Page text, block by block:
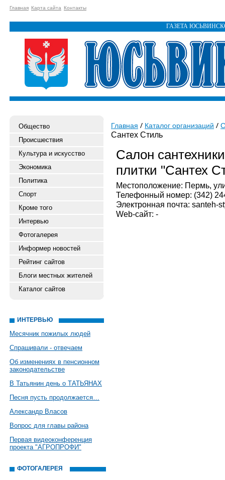
Главная Карта сайта Контакты
ГАЗЕТА
Общество
Происшествия
Культура и искусство
Экономика
Политика
Спорт
Кроме того
Интервью
Фотогалерея
Информер новостей
Рейтинг сайтов
Блоги местных жителей
Каталог сайтов
ИНТЕРВЬЮ
Месячник пожилых людей
Спрашивали - отвечаем
Об изменениях в пенсионном
законодательстве
В Татьянин день о ТАТЬЯНАХ
Песня пусть продолжается…
Александр Власов
Вопрос для главы района
Первая видеоконференция
проекта "АГРОПРОФИ"
ФОТОГАЛЕРЕЯ
Главная Каталог организаций
Сантех Стиль
Салон
плитки "Сантех
Местоположение: Пермь,
Телефонный номер: (342)
Электронная почта: santeh-
Web-сайт: -